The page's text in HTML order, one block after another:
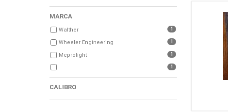
MARCA
Walther 1
Wheeler Engineering 1
Meprolight 1
1
CALIBRO